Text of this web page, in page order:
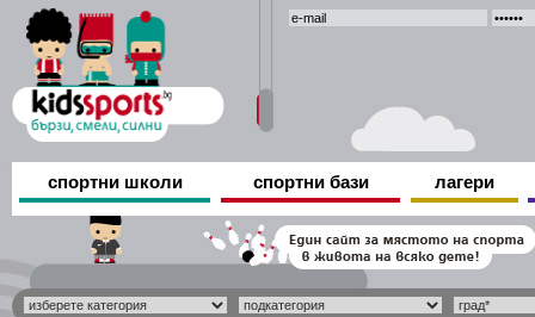
спортни школи спортни бази лагери